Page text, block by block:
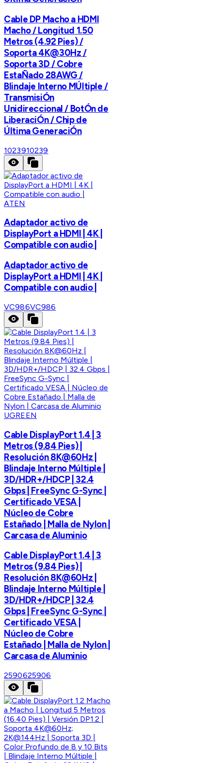
Cable DP Macho a HDMI
Macho / Longitud 1.50
Metros (4.92 Pies) /
Soporta 4K@30Hz /
Soporta 3D / Cobre
EstaÑado 28AWG /
Blindaje Interno MÚltiple /
TransmisiÓn
Unidireccional / BotÓn de
LiberaciÓn / Chip de
Última GeneraciÓn
1023910239
ATEN
Adaptador activo de
DisplayPort a HDMI | 4K |
Compatible con audio |
Adaptador activo de
DisplayPort a HDMI | 4K |
Compatible con audio |
VC986VC986
UGREEN
Cable DisplayPort 1.4 | 3
Metros (9.84 Pies) |
Resolución 8K@60Hz |
Blindaje Interno Múltiple |
3D/HDR+/HDCP | 32.4
Gbps | FreeSync G-Sync |
Certificado VESA |
Núcleo de Cobre
Estañado | Malla de Nylon |
Carcasa de Aluminio
Cable DisplayPort 1.4 | 3
Metros (9.84 Pies) |
Resolución 8K@60Hz |
Blindaje Interno Múltiple |
3D/HDR+/HDCP | 32.4
Gbps | FreeSync G-Sync |
Certificado VESA |
Núcleo de Cobre
Estañado | Malla de Nylon |
Carcasa de Aluminio
2590625906